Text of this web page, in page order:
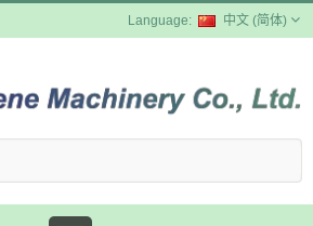
中文 (简体)